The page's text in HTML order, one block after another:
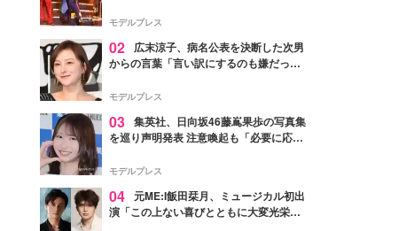
進んで夢を掴みたい」【ゲネプロレポ】
モデルプレス
02
広末涼子、病名公表を決断した次男
からの言葉「言い訳にするのも嫌だっ
モデルプレス
03 集英社、日向坂46藤嶌果歩の写真集
を巡り声明発表 注意喚起も「必要に応じ
モデルプレス
04 元ME:I飯田栞月、ミュージカル初出
演「この上ない喜びとともに大変光栄」